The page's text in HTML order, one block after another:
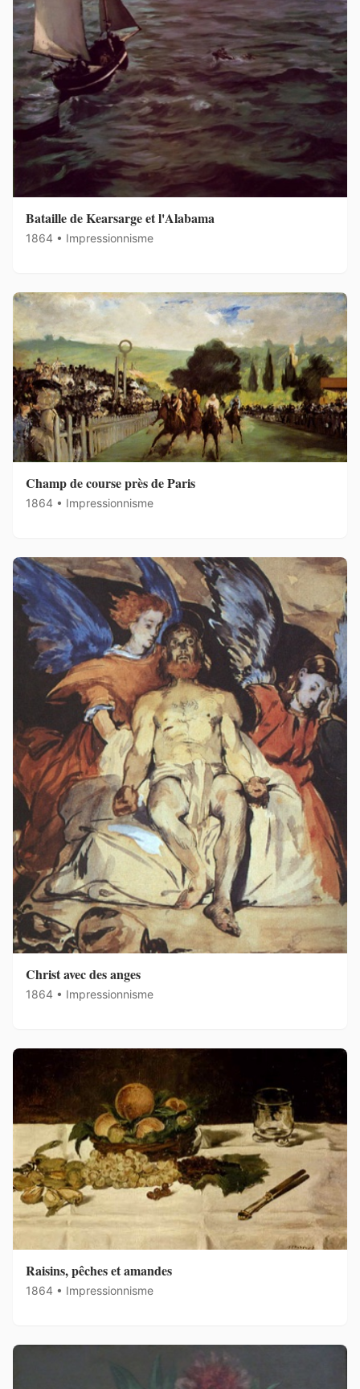
Bataille de Kearsarge et l'Alabama
1864 • Impressionnisme
Champ de course près de Paris
1864 • Impressionnisme
Christ avec des anges
1864 • Impressionnisme
Raisins, pêches et amandes
1864 • Impressionnisme